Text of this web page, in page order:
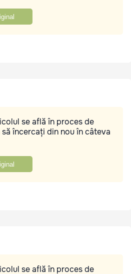
se află în proces de
încercați din nou în câteva
se află în proces de